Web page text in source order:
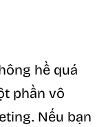
hề quá
phần vô
Nếu bạn